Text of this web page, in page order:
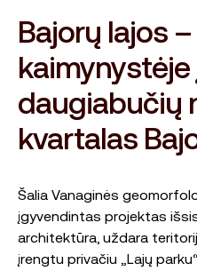
Bajorų lajos
daugiabučių
kvartalas
Šalia Vanaginės
įgyvendintas projektas
architektūra, uždara
įrengtu privačiu „Lajų